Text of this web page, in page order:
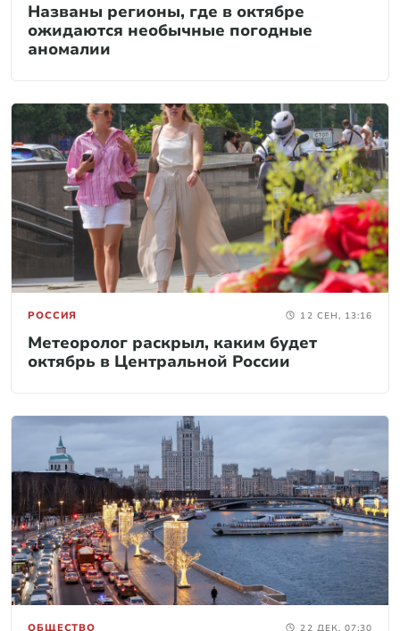
Названы регионы, где в октябре
ожидаются необычные погодные
аномалии
РОССИЯ 12 СЕН, 13:16
Метеоролог раскрыл, каким будет
октябрь в Центральной России
ОБЩЕСТВО 22 ДЕК, 07:30